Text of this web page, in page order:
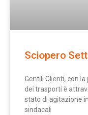
Sciopero
Gentili Clienti, con
dei trasporti è
stato di agitazione
sindacali